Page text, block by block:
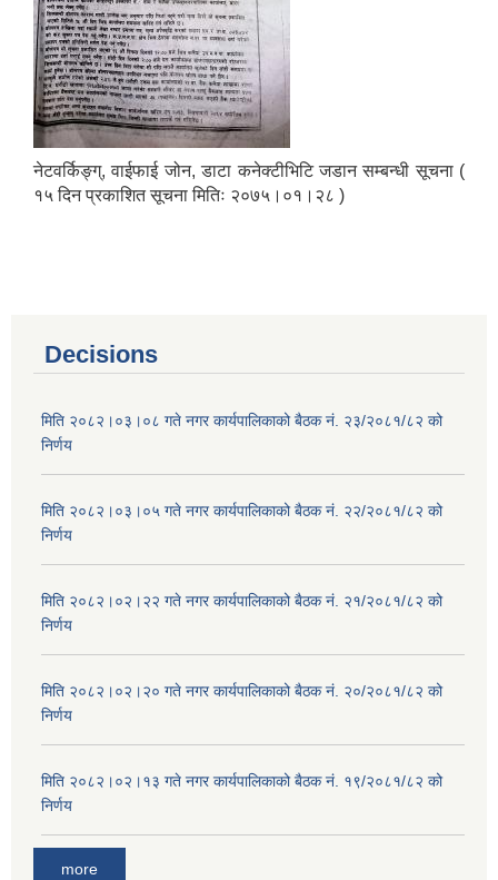
नेटवर्किङ्ग्, वाईफाई जोन, डाटा कनेक्टीभिटि जडान सम्बन्धी सूचना (
१५ दिन प्रकाशित सूचना मितिः २०७५।०१।२८ )
Decisions
मिति २०८२।०३।०८ गते नगर कार्यपालिकाको बैठक नं. २३/२०८१/८२ को
निर्णय
मिति २०८२।०३।०५ गते नगर कार्यपालिकाको बैठक नं. २२/२०८१/८२ को
निर्णय
मिति २०८२।०२।२२ गते नगर कार्यपालिकाको बैठक नं. २१/२०८१/८२ को
निर्णय
मिति २०८२।०२।२० गते नगर कार्यपालिकाको बैठक नं. २०/२०८१/८२ को
निर्णय
मिति २०८२।०२।१३ गते नगर कार्यपालिकाको बैठक नं. १९/२०८१/८२ को
निर्णय
more